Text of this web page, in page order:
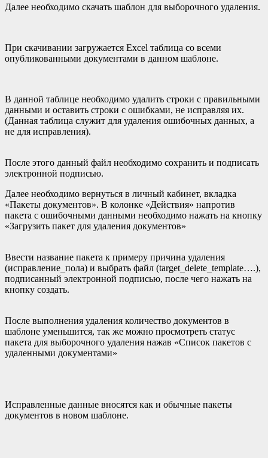
Далее необходимо скачать шаблон для выборочного удаления.
При скачивании загружается Excel таблица со всеми
опубликованными документами в данном шаблоне.
В данной таблице необходимо удалить строки с правильными
данными и оставить строки с ошибками, не исправляя их.
(Данная таблица служит для удаления ошибочных данных, а
не для исправления).
После этого данный файл необходимо сохранить и подписать
электронной подписью.
Далее необходимо вернуться в личный кабинет, вкладка
«Пакеты документов». В колонке «Действия» напротив
пакета с ошибочными данными необходимо нажать на кнопку
«Загрузить пакет для удаления документов»
Ввести название пакета к примеру причина удаления
(исправление_пола) и выбрать файл (target_delete_template….),
подписанный электронной подписью, после чего нажать на
кнопку создать.
После выполнения удаления количество документов в
шаблоне уменьшится, так же можно просмотреть статус
пакета для выборочного удаления нажав «Список пакетов с
удаленными документами»
Исправленные данные вносятся как и обычные пакеты
документов в новом шаблоне.